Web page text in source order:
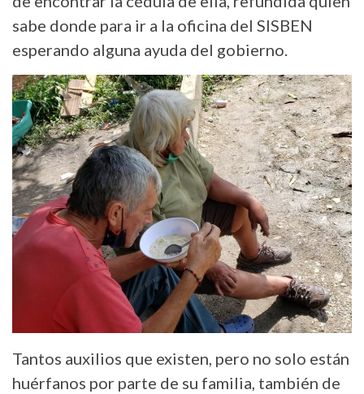
sabe donde para ir a la oficina del SISBEN
esperando alguna ayuda del gobierno.
Tantos auxilios que existen, pero no solo están
huérfanos por parte de su familia, también de